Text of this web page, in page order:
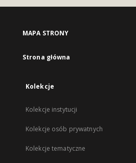
MAPA STRONY
Strona główna
Kolekcje
Kolekcje instytucji
Kolekcje osób prywatnych
Kolekcje tematyczne